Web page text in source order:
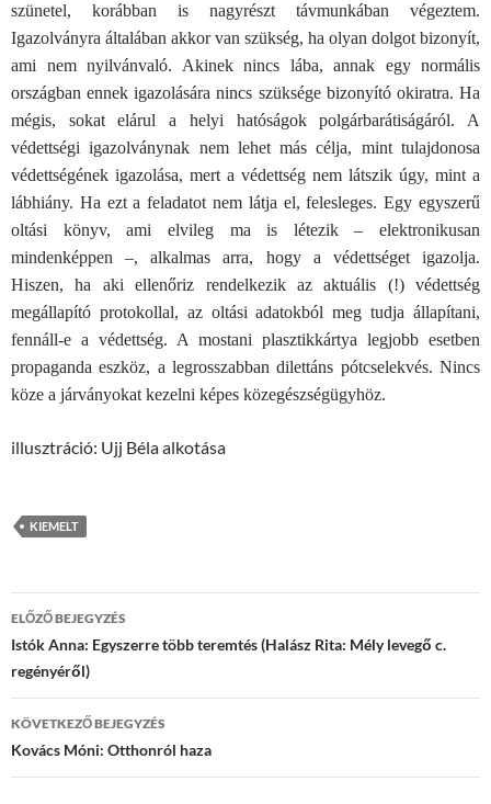
szünetel, korábban is nagyrészt távmunkában végeztem.
Igazolványra általában akkor van szükség, ha olyan dolgot bizonyít,
ami nem nyilvánvaló. Akinek nincs lába, annak egy normális
országban ennek igazolására nincs szüksége bizonyító okiratra. Ha
mégis, sokat elárul a helyi hatóságok polgárbarátiságáról. A
védettségi igazolványnak nem lehet más célja, mint tulajdonosa
védettségének igazolása, mert a védettség nem látszik úgy, mint a
lábhiány. Ha ezt a feladatot nem látja el, felesleges. Egy egyszerű
oltási könyv, ami elvileg ma is létezik – elektronikusan
mindenképpen –, alkalmas arra, hogy a védettséget igazolja.
Hiszen, ha aki ellenőriz rendelkezik az aktuális (!) védettség
megállapító protokollal, az oltási adatokból meg tudja állapítani,
fennáll-e a védettség. A mostani plasztikkártya legjobb esetben
propaganda eszköz, a legrosszabban dilettáns pótcselekvés. Nincs
köze a járványokat kezelni képes közegészségügyhöz.
illusztráció: Ujj Béla alkotása
KIEMELT
Bejegyzések
navigációja
ELŐZŐ BEJEGYZÉS
Istók Anna: Egyszerre több teremtés (Halász Rita: Mély levegő c.
regényéről)
KÖVETKEZŐ BEJEGYZÉS
Kovács Móni: Otthonról haza